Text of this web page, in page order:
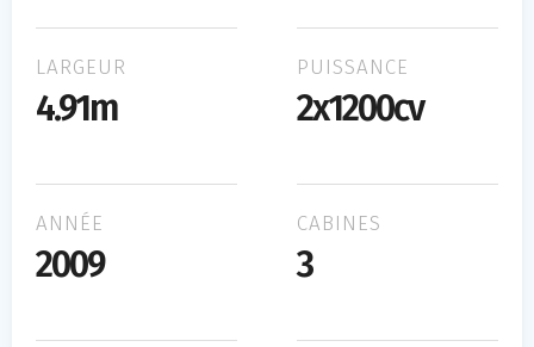
LARGEUR
4.91m
PUISSANCE
2x1200cv
ANNÉE
2009
CABINES
3